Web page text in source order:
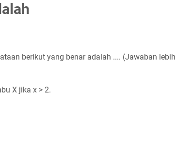
berikut yang benar adalah .... (Jawaban lebih
X jika x > 2.